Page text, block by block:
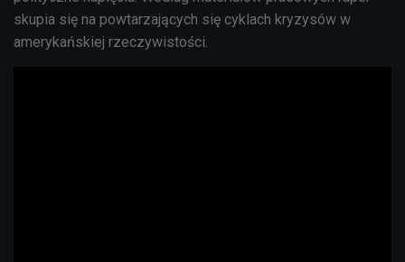
skupia się na powtarzających się cyklach kryzysów w
amerykańskiej rzeczywistości.